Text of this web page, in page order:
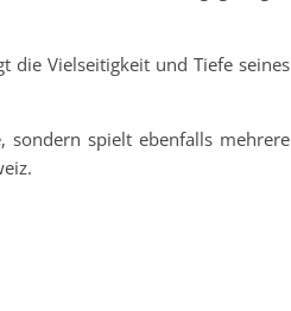
die Vielseitigkeit und Tiefe seines
sondern spielt ebenfalls mehrere